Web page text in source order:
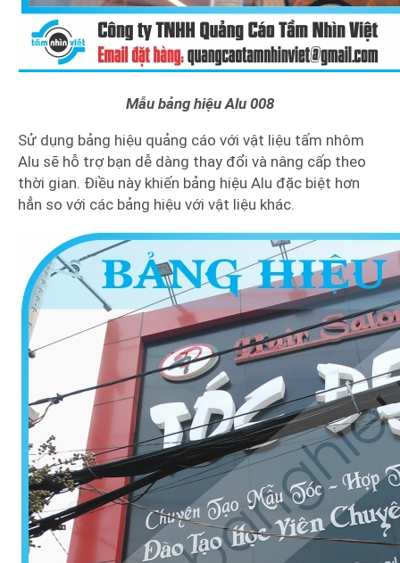
Mẫu bảng hiệu Alu 008
Sử dụng bảng hiệu quảng cáo với vật liệu tấm nhôm
Alu sẽ hỗ trợ bạn dễ dàng thay đổi và nâng cấp theo
thời gian. Điều này khiến bảng hiệu Alu đặc biệt hơn
hẳn so với các bảng hiệu với vật liệu khác.